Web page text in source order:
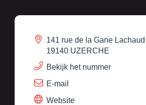
141 rue de la Gane Lachaud
19140 UZERCHE
Bekijk het nummer
E-mail
Website